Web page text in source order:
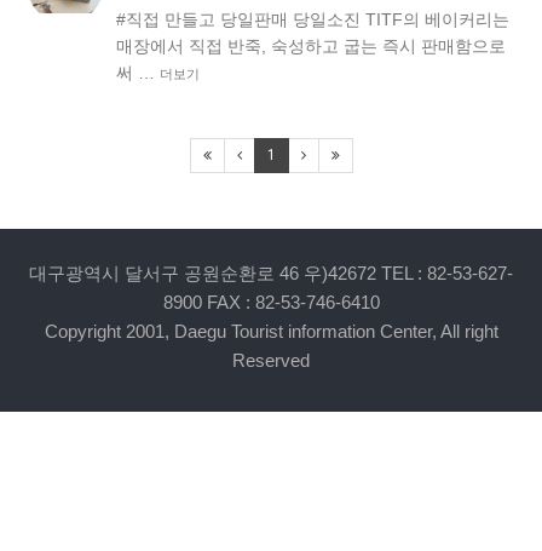
#직접 만들고 당일판매 당일소진 TITF의 베이커리는
매장에서 직접 반죽, 숙성하고 굽는 즉시 판매함으로
써 …
더보기
1
대구광역시 달서구 공원순환로 46 우)42672 TEL : 82-53-627-
8900 FAX : 82-53-746-6410
Copyright 2001, Daegu Tourist information Center, All right
Reserved